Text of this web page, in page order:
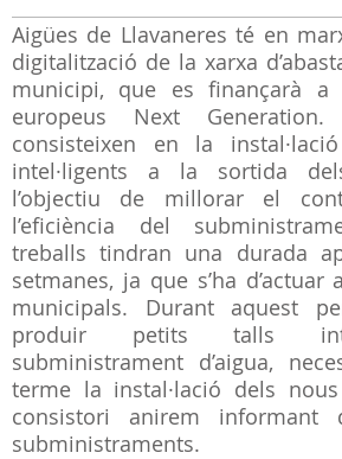
Aigües de Llavaneres té en
digitalització de la xarxa
municipi, que es finançarà a
europeus Next Generation.
consisteixen en la
intel·ligents a la sortida
l’objectiu de millorar el
l’eficiència del
treballs tindran una durada
setmanes, ja que s’ha
municipals. Durant aquest
produir petits talls
subministrament d’aigua,
terme la instal·lació dels
consistori anirem
subministraments.